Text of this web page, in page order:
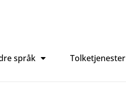
språk Tolketjenester